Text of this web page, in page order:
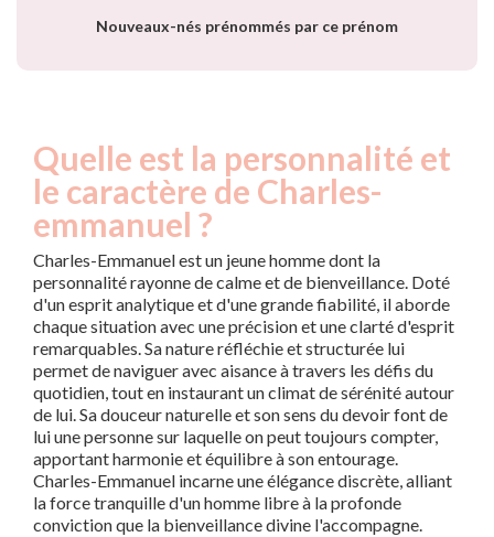
Nouveaux-nés prénommés par ce prénom
Quelle est la personnalité et
le caractère de Charles-
emmanuel ?
Charles-Emmanuel est un jeune homme dont la
personnalité rayonne de calme et de bienveillance. Doté
d'un esprit analytique et d'une grande fiabilité, il aborde
chaque situation avec une précision et une clarté d'esprit
remarquables. Sa nature réfléchie et structurée lui
permet de naviguer avec aisance à travers les défis du
quotidien, tout en instaurant un climat de sérénité autour
de lui. Sa douceur naturelle et son sens du devoir font de
lui une personne sur laquelle on peut toujours compter,
apportant harmonie et équilibre à son entourage.
Charles-Emmanuel incarne une élégance discrète, alliant
la force tranquille d'un homme libre à la profonde
conviction que la bienveillance divine l'accompagne.